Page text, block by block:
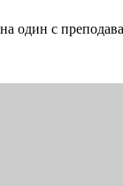
один с